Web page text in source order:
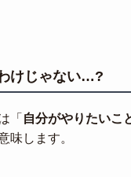
けじゃない…?
「 自分がやりたいこ
味します。